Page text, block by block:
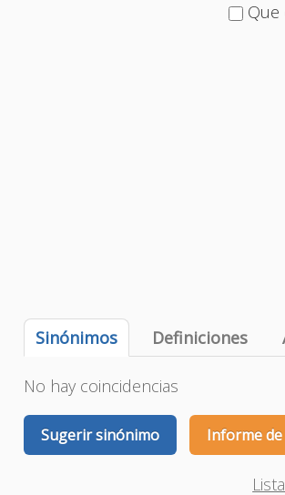
Que
Sinónimos Definiciones
No hay coincidencias
Sugerir sinónimo Informe